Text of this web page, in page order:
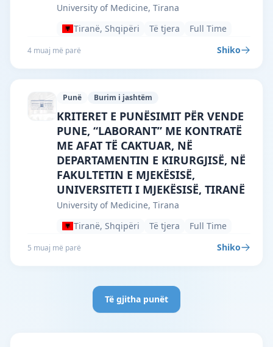
University of Medicine, Tirana
Tiranë, Shqipëri
Të tjera Full Time
4 muaj më parë Shiko
Punë Burim i jashtëm
University of Medicine, Tirana · Tiranë
KRITERET E PUNËSIMIT PËR VENDE
PUNE, “LABORANT” ME KONTRATË
ME AFAT TË CAKTUAR, NË
DEPARTAMENTIN E KIRURGJISË, NË
FAKULTETIN E MJEKËSISË,
UNIVERSITETI I MJEKËSISË, TIRANË
University of Medicine, Tirana
Tiranë, Shqipëri
Të tjera Full Time
5 muaj më parë Shiko
Të gjitha punët